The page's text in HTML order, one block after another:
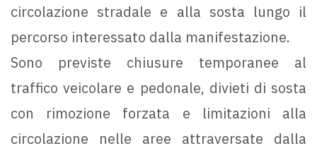
circolazione stradale e alla sosta lungo il
percorso interessato dalla manifestazione.
Sono previste chiusure temporanee al
traffico veicolare e pedonale, divieti di sosta
con rimozione forzata e limitazioni alla
circolazione nelle aree attraversate dalla